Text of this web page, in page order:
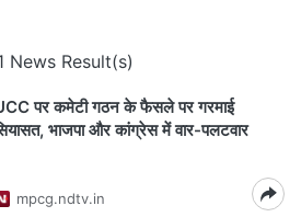
News Result(s)
पर कमेटी गठन के फैसले पर गरमाई
भाजपा और कांग्रेस में वार-पलटवार
mpcg.ndtv.in